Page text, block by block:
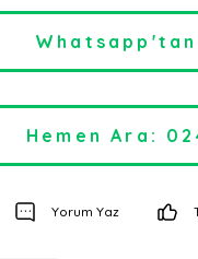
Whatsapp'tan
Hemen Ara:
Yorum Yaz